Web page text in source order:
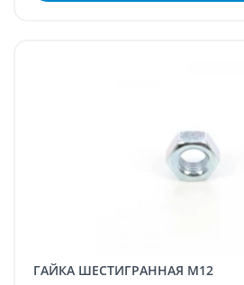
ГАЙКА ШЕСТИГРАННАЯ M12